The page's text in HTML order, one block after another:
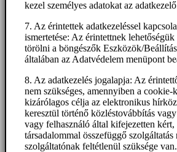
kezel személyes adatokat az
7. Az érintettek adatkezeléssel
ismertetése: Az érintettnek
törölni a böngészők Eszközök/
általában az Adatvédelem menüpont
8. Az adatkezelés jogalapja: Az
nem szükséges, amennyiben a cookie-
kizárólagos célja az elektronikus
keresztül történő közléstovábbítás
vagy felhasználó által kifejezetten
társadalommal összefüggő szolgáltatás
szolgáltatónak feltétlenül szüksége van.